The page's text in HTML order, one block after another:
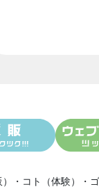
・ コト（体験） ・